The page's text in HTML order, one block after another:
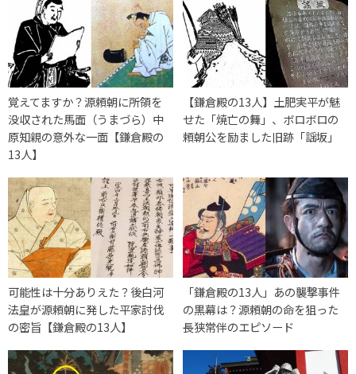
覚えてますか？源頼朝に所領を
没収された馬面（うまづら）中
原知親の意外な一面【鎌倉殿の
13人】
【鎌倉殿の13人】土肥実平が魅
せた「焼亡の舞」、ボロボロの
頼朝公を励ました旧跡「謡坂」
可能性は十分ありえた？後白河
法皇が源頼朝に発した平家討伐
の密旨【鎌倉殿の13人】
「鎌倉殿の13人」あの襲撃事件
の黒幕は？源頼朝の命を狙った
長狭常伴のエピソード